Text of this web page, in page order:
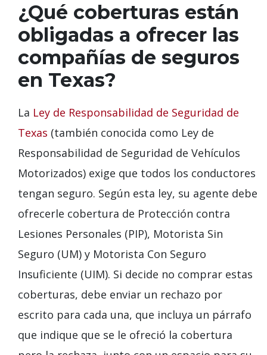
¿Qué coberturas están
obligadas a ofrecer las
compañías de seguros
en Texas?
La Ley de Responsabilidad de Seguridad de
Texas (también conocida como Ley de
Responsabilidad de Seguridad de Vehículos
Motorizados) exige que todos los conductores
tengan seguro. Según esta ley, su agente debe
ofrecerle cobertura de Protección contra
Lesiones Personales (PIP), Motorista Sin
Seguro (UM) y Motorista Con Seguro
Insuficiente (UIM). Si decide no comprar estas
coberturas, debe enviar un rechazo por
escrito para cada una, que incluya un párrafo
que indique que se le ofreció la cobertura